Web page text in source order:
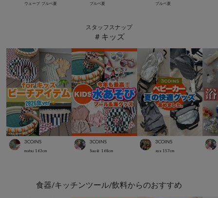
ウェーブ ブルベ夏 ブルベ夏 ブルベ夏
スタッフスナップ
＃キッズ
3COINS
matsu 163cm
3COINS
Suu☺︎ 168cm
3COINS
aya 157cm
食器/キッチンツール/飲料からのおすすめ